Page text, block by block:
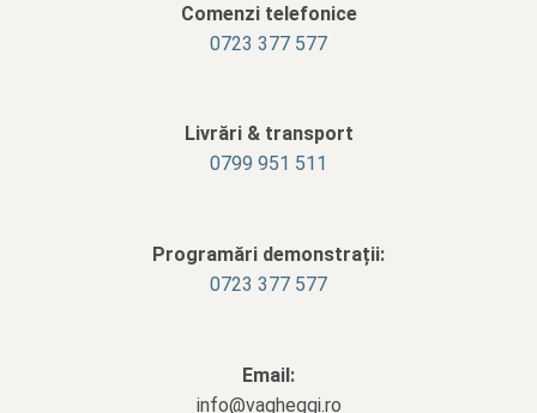
Comenzi telefonice
0723 377 577
Livrări & transport
‭0799 951 511‬
Programări demonstrații:
0723 377 577
Email:
info@vagheggi.ro